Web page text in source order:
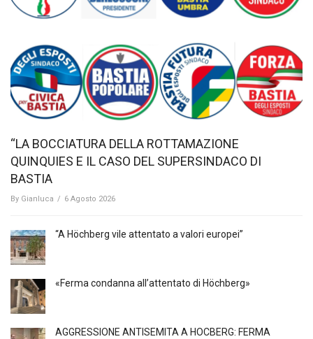
“LA BOCCIATURA DELLA ROTTAMAZIONE
QUINQUIES E IL CASO DEL SUPERSINDACO DI
BASTIA
By Gianluca / 6 Agosto 2026
“A Höchberg vile attentato a valori europei”
«Ferma condanna all’attentato di Höchberg»
AGGRESSIONE ANTISEMITA A HÖCBERG: FERMA